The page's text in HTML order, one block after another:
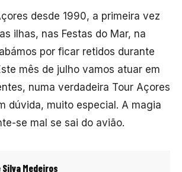
desde 1990, a primeira vez
ilhas, nas Festas do Mar, na
por ficar retidos durante
mês de julho vamos atuar em
numa verdadeira Tour Açores
dúvida, muito especial. A magia
se mal se sai do avião.
Medeiros